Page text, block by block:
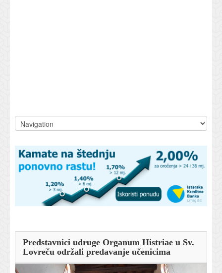
Predstavnici udruge Organum Histriae u Sv.
Lovreču održali predavanje učenicima